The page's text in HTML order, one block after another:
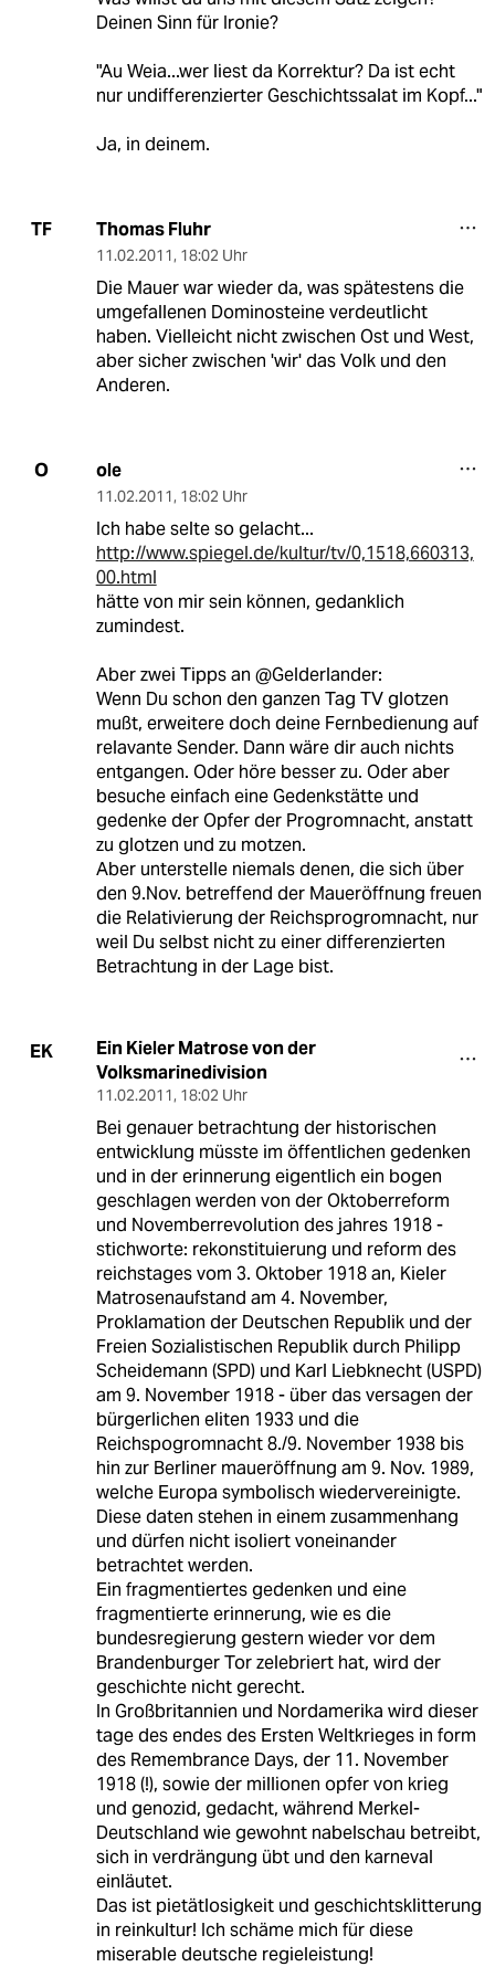
Deinen Sinn für Ironie?
"Au Weia...wer liest da Korrektur? Da ist echt
nur undifferenzierter Geschichtssalat im Kopf..."
Ja, in deinem.
TF Thomas Fluhr
11.02.2011, 18:02 Uhr
Die Mauer war wieder da, was spätestens die
umgefallenen Dominosteine verdeutlicht
haben. Vielleicht nicht zwischen Ost und West,
aber sicher zwischen 'wir' das Volk und den
Anderen.
O ole
11.02.2011, 18:02 Uhr
Ich habe selte so gelacht...
http://www.spiegel.de/kultur/tv/0,1518,660313,
00.html
hätte von mir sein können, gedanklich
zumindest.
Aber zwei Tipps an @Gelderlander:
Wenn Du schon den ganzen Tag TV glotzen
mußt, erweitere doch deine Fernbedienung auf
relavante Sender. Dann wäre dir auch nichts
entgangen. Oder höre besser zu. Oder aber
besuche einfach eine Gedenkstätte und
gedenke der Opfer der Progromnacht, anstatt
zu glotzen und zu motzen.
Aber unterstelle niemals denen, die sich über
den 9.Nov. betreffend der Maueröffnung freuen
die Relativierung der Reichsprogromnacht, nur
weil Du selbst nicht zu einer differenzierten
Betrachtung in der Lage bist.
EK
Ein Kieler Matrose von der
Volksmarinedivision
11.02.2011, 18:02 Uhr
Bei genauer betrachtung der historischen
entwicklung müsste im öffentlichen gedenken
und in der erinnerung eigentlich ein bogen
geschlagen werden von der Oktoberreform
und Novemberrevolution des jahres 1918 -
stichworte: rekonstituierung und reform des
reichstages vom 3. Oktober 1918 an, Kieler
Matrosenaufstand am 4. November,
Proklamation der Deutschen Republik und der
Freien Sozialistischen Republik durch Philipp
Scheidemann (SPD) und Karl Liebknecht (USPD)
am 9. November 1918 - über das versagen der
bürgerlichen eliten 1933 und die
Reichspogromnacht 8./9. November 1938 bis
hin zur Berliner maueröffnung am 9. Nov. 1989,
welche Europa symbolisch wiedervereinigte.
Diese daten stehen in einem zusammenhang
und dürfen nicht isoliert voneinander
betrachtet werden.
Ein fragmentiertes gedenken und eine
fragmentierte erinnerung, wie es die
bundesregierung gestern wieder vor dem
Brandenburger Tor zelebriert hat, wird der
geschichte nicht gerecht.
In Großbritannien und Nordamerika wird dieser
tage des endes des Ersten Weltkrieges in form
des Remembrance Days, der 11. November
1918 (!), sowie der millionen opfer von krieg
und genozid, gedacht, während Merkel-
Deutschland wie gewohnt nabelschau betreibt,
sich in verdrängung übt und den karneval
einläutet.
Das ist pietätlosigkeit und geschichtsklitterung
in reinkultur! Ich schäme mich für diese
miserable deutsche regieleistung!